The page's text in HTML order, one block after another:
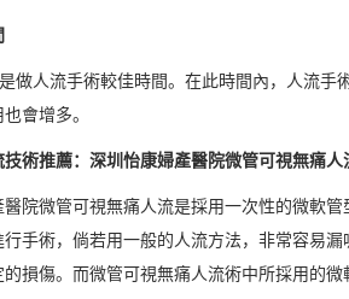
做人流手術較佳時間。在此時間內，人流手
會增多。
技術推薦：深圳怡康婦產醫院微管可視無痛人
院微管可視無痛人流是採用一次性的微軟
手術，倘若用一般的人流方法，非常容易
損傷。而微管可視無痛人流術中所採用的